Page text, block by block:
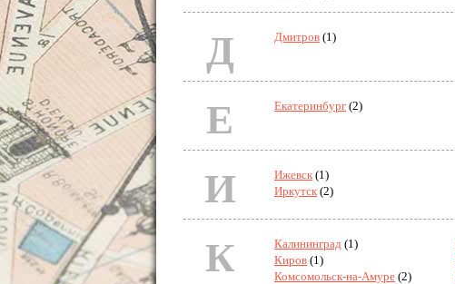
Д Дмитров (1)
Е Екатеринбург (2)
И Ижевск (1)
Иркутск (2)
К Калининград (1)
Киров (1)
Комсомольск-на-Амуре (2)